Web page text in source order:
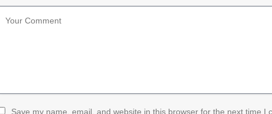
Save my name, email, and website in this browser for the next time I